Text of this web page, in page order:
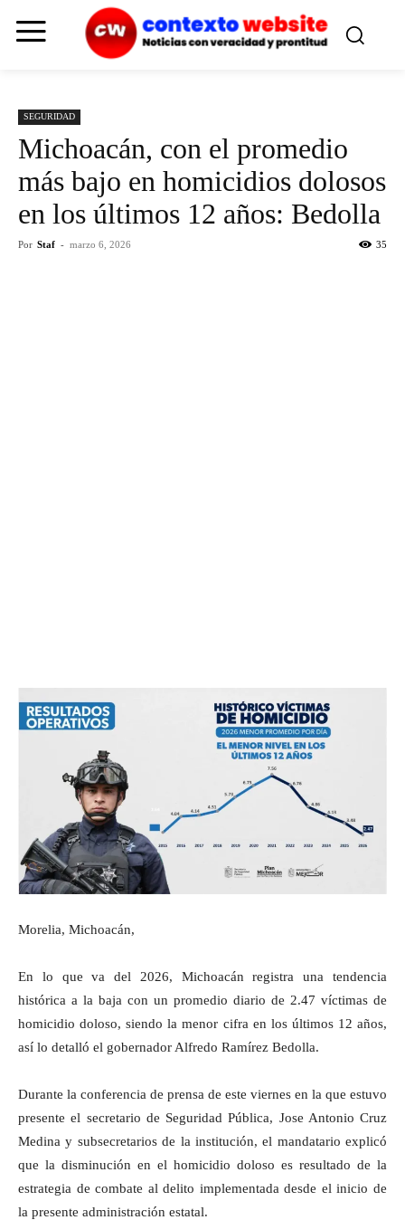
SEGURIDAD
Michoacán, con el promedio
más bajo en homicidios dolosos
en los últimos 12 años: Bedolla
Por Staf - marzo 6, 2026 35
Morelia, Michoacán,
En lo que va del 2026, Michoacán registra una tendencia
histórica a la baja con un promedio diario de 2.47 víctimas de
homicidio doloso, siendo la menor cifra en los últimos 12 años,
así lo detalló el gobernador Alfredo Ramírez Bedolla.
Durante la conferencia de prensa de este viernes en la que estuvo
presente el secretario de Seguridad Pública, Jose Antonio Cruz
Medina y subsecretarios de la institución, el mandatario explicó
que la disminución en el homicidio doloso es resultado de la
estrategia de combate al delito implementada desde el inicio de
la presente administración estatal.